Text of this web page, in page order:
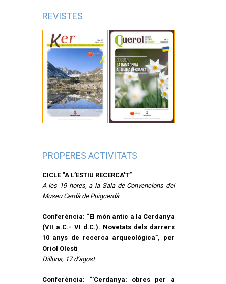
REVISTES
PROPERES ACTIVITATS
CICLE “A L’ESTIU RECERCA’T”
A les 19 hores, a la Sala de Convencions del
Museu Cerdà de Puigcerdà
Conferència: “El món antic a la Cerdanya
(VII a.C.- VI d.C.). Novetats dels darrers
10 anys de recerca arqueològica”, per
Oriol Olesti
Dilluns, 17 d’agost
Conferència: “’Cerdanya: obres per a